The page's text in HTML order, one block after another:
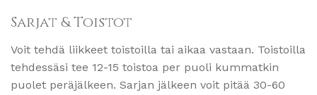
Sarjat & Toistot
Voit tehdä liikkeet toistoilla tai aikaa vastaan. Toistoilla
tehdessäsi tee 12-15 toistoa per puoli kummatkin
puolet peräjälkeen. Sarjan jälkeen voit pitää 30-60